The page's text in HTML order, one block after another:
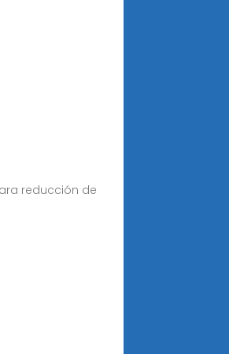
reducción de